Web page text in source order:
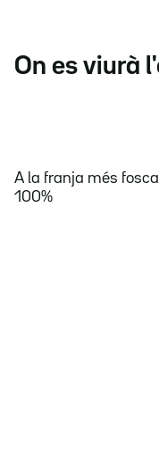
On es viurà
A la franja més
100%